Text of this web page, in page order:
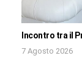
Incontro tra il
7 Agosto 2026